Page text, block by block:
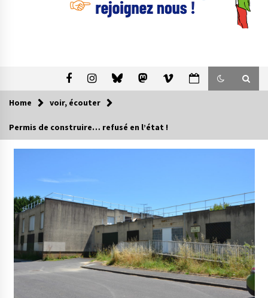
Home voir, écouter
Permis de construire… refusé en l’état !